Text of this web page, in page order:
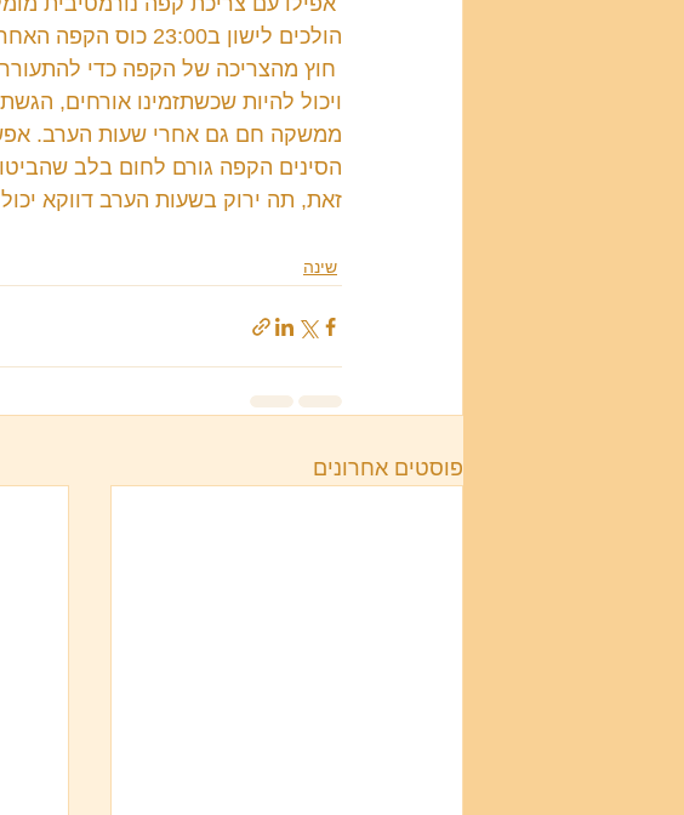
הולכים לישון ב23:00 כוס הקפה האחרונה שלכם תהיה עם מבזק החדשות של 17:00 ולא אחרי.
חוץ מהצריכה של הקפה כדי
ויכול להיות שכשתזמינו אורחים,
ממשקה חם גם אחרי שעות הערב.
הסינים הקפה גורם לחום בלב
זאת, תה ירוק בשעות הערב דווקא
שינה
פוסטים אחרונים